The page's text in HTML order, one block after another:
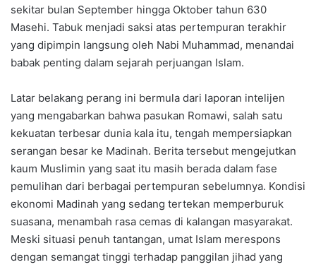
sekitar bulan September hingga Oktober tahun 630
Masehi. Tabuk menjadi saksi atas pertempuran terakhir
yang dipimpin langsung oleh Nabi Muhammad, menandai
babak penting dalam sejarah perjuangan Islam.
Latar belakang perang ini bermula dari laporan intelijen
yang mengabarkan bahwa pasukan Romawi, salah satu
kekuatan terbesar dunia kala itu, tengah mempersiapkan
serangan besar ke Madinah. Berita tersebut mengejutkan
kaum Muslimin yang saat itu masih berada dalam fase
pemulihan dari berbagai pertempuran sebelumnya. Kondisi
ekonomi Madinah yang sedang tertekan memperburuk
suasana, menambah rasa cemas di kalangan masyarakat.
Meski situasi penuh tantangan, umat Islam merespons
dengan semangat tinggi terhadap panggilan jihad yang